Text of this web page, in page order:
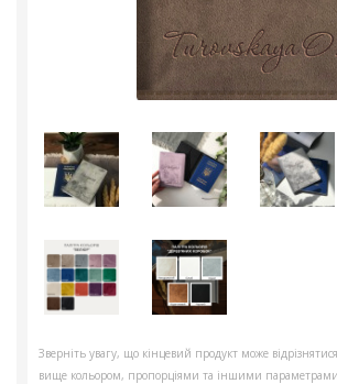
Зверніть увагу, що кінцевий продукт може
вище кольором, пропорціями та іншими